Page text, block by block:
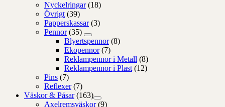
Nyckelringar (18)
Övrigt (39)
Papperskassar (3)
Pennor (35)
Blyertspennor (8)
Ekopennor (7)
Reklampennor i Metall (8)
Reklampennor i Plast (12)
Pins (7)
Reflexer (7)
Väskor & Påsar (163)
Axelremsväskor (9)